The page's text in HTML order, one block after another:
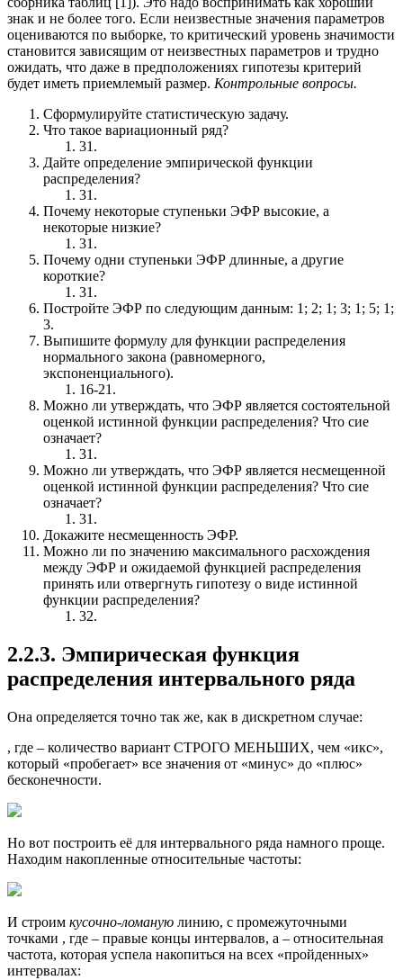
знак и не более того. Если неизвестные значения параметров
оцениваются по выборке, то критический уровень значимости
становится зависящим от неизвестных параметров и трудно
ожидать, что даже в предположениях гипотезы критерий
будет иметь приемлемый размер. Контрольные вопросы.
Сформулируйте статистическую задачу.
Что такое вариационный ряд?
31.
Дайте определение эмпирической функции
распределения?
31.
Почему некоторые ступеньки ЭФР высокие, а
некоторые низкие?
31.
Почему одни ступеньки ЭФР длинные, а другие
короткие?
31.
Постройте ЭФР по следующим данным: 1; 2; 1; 3; 1; 5; 1;
3.
Выпишите формулу для функции распределения
нормального закона (равномерного,
экспоненциального).
16-21.
Можно ли утверждать, что ЭФР является состоятельной
оценкой истинной функции распределения? Что сие
означает?
31.
Можно ли утверждать, что ЭФР является несмещенной
оценкой истинной функции распределения? Что сие
означает?
31.
Докажите несмещенность ЭФР.
Можно ли по значению максимального расхождения
между ЭФР и ожидаемой функцией распределения
принять или отвергнуть гипотезу о виде истинной
функции распределения?
32.
2.2.3. Эмпирическая функция
распределения интервального ряда
Она определяется точно так же, как в дискретном случае:
, где – количество вариант СТРОГО МЕНЬШИХ, чем «икс»,
который «пробегает» все значения от «минус» до «плюс»
бесконечности.
Но вот построить её для интервального ряда намного проще.
Находим накопленные относительные частоты:
И строим кусочно-ломаную линию, с промежуточными
точками , где – правые концы интервалов, а – относительная
частота, которая успела накопиться на всех «пройденных»
интервалах: